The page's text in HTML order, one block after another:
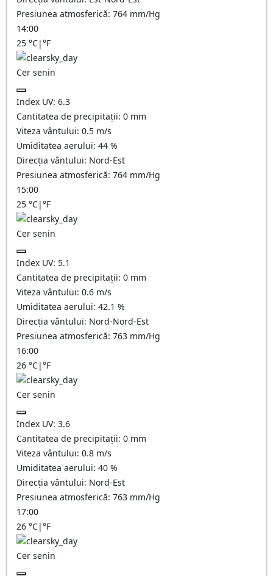
Presiunea atmosferică: 764 mm/Hg
14:00
25 °C|°F
Cer senin
Index UV: 6.3
Cantitatea de precipitații: 0 mm
Viteza vântului: 0.5 m/s
Umiditatea aerului: 44 %
Direcția vântului: Nord-Est
Presiunea atmosferică: 764 mm/Hg
15:00
25 °C|°F
Cer senin
Index UV: 5.1
Cantitatea de precipitații: 0 mm
Viteza vântului: 0.6 m/s
Umiditatea aerului: 42.1 %
Direcția vântului: Nord-Nord-Est
Presiunea atmosferică: 763 mm/Hg
16:00
26 °C|°F
Cer senin
Index UV: 3.6
Cantitatea de precipitații: 0 mm
Viteza vântului: 0.8 m/s
Umiditatea aerului: 40 %
Direcția vântului: Nord-Est
Presiunea atmosferică: 763 mm/Hg
17:00
26 °C|°F
Cer senin